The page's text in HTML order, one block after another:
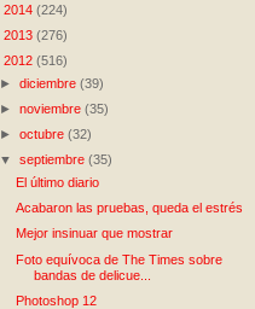
2014 (224)
2013 (276)
2012 (516)
►diciembre(39)
►noviembre(35)
►octubre(32)
▼septiembre(35)
El último diario
Acabaron las pruebas, queda el estrés
Mejor insinuar que mostrar
Foto equívoca de The Times sobre
bandas de delicue...
Photoshop 12